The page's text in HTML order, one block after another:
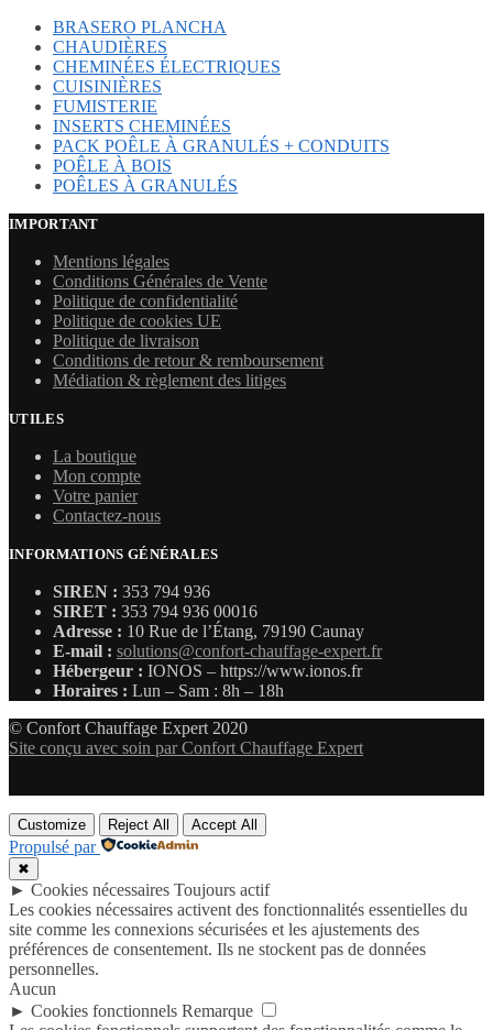
BRASERO PLANCHA
CHAUDIÈRES
CHEMINÉES ÉLECTRIQUES
CUISINIÈRES
FUMISTERIE
INSERTS CHEMINÉES
PACK POÊLE À GRANULÉS + CONDUITS
POÊLE À BOIS
POÊLES À GRANULÉS
IMPORTANT
Mentions légales
Conditions Générales de Vente
Politique de confidentialité
Politique de cookies UE
Politique de livraison
Conditions de retour & remboursement
Médiation & règlement des litiges
UTILES
La boutique
Mon compte
Votre panier
Contactez-nous
INFORMATIONS GÉNÉRALES
SIREN : 353 794 936
SIRET : 353 794 936 00016
Adresse : 10 Rue de l’Étang, 79190 Caunay
E-mail : solutions@confort-chauffage-expert.fr
Hébergeur : IONOS – https://www.ionos.fr
Horaires : Lun – Sam : 8h – 18h
© Confort Chauffage Expert 2020
Site conçu avec soin par Confort Chauffage Expert
Customize Reject All Accept All
Propulsé par
✖
► Cookies nécessaires Toujours actif
Les cookies nécessaires activent des fonctionnalités essentielles du
site comme les connexions sécurisées et les ajustements des
préférences de consentement. Ils ne stockent pas de données
personnelles.
Aucun
► Cookies fonctionnels Remarque